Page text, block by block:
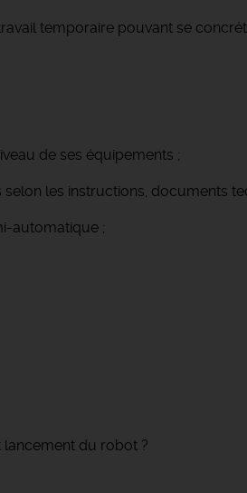
temporaire pouvant se
de ses équipements ;
les instructions, documents
automatique ;
du robot ?